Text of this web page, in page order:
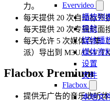
Evervideo
播放列
导航
媒体播
媒体资
设置
文件
Flacbox
本地文
力。
每天提供 20 次自动标签
每天提供 20 次专辑封面
每天允许 5 次媒体合集
派）导出到 M3U/CSV/
Flacbox Premium
提供无广告的音乐收听体